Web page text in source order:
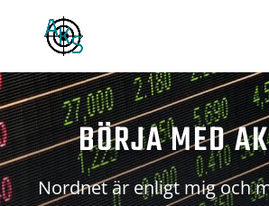
BÖRJA MED
Nordnet är enligt mig och